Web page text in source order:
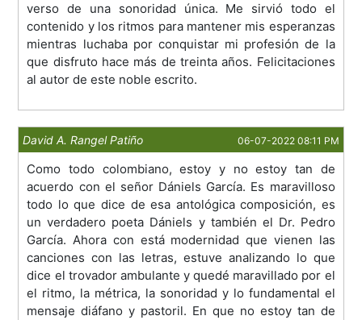
verso de una sonoridad única. Me sirvió todo el
contenido y los ritmos para mantener mis esperanzas
mientras luchaba por conquistar mi profesión de la
que disfruto hace más de treinta años. Felicitaciones
al autor de este noble escrito.
David A. Rangel Patiño 06-07-2022 08:11 PM
Como todo colombiano, estoy y no estoy tan de
acuerdo con el señor Dániels García. Es maravilloso
todo lo que dice de esa antológica composición, es
un verdadero poeta Dániels y también el Dr. Pedro
García. Ahora con está modernidad que vienen las
canciones con las letras, estuve analizando lo que
dice el trovador ambulante y quedé maravillado por el
el ritmo, la métrica, la sonoridad y lo fundamental el
mensaje diáfano y pastoril. En que no estoy tan de